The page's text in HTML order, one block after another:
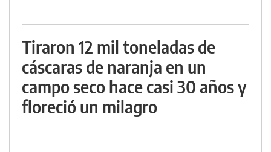
Tiraron 12 mil toneladas de
cáscaras de naranja en un
campo seco hace casi 30 años y
floreció un milagro